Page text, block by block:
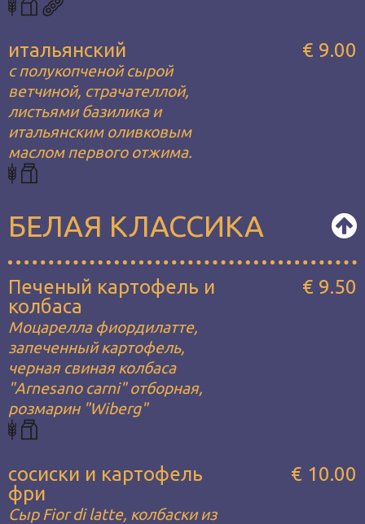
итальянский
с полукопченой сырой
ветчиной, страчателлой,
листьями базилика и
итальянским оливковым
маслом первого отжима.
€ 9.00
БЕЛАЯ КЛАССИКА
Печеный картофель и
колбаса
Моцарелла фиордилатте,
запеченный картофель,
черная свиная колбаса
"Arnesano carni" отборная,
розмарин "Wiberg"
€ 9.50
сосиски и картофель
фри
Сыр Fior di latte, колбаски из
€ 10.00